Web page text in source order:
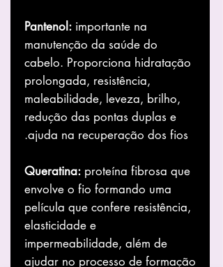
Pantenol: importante na
manutenção da saúde do
cabelo. Proporciona hidratação
prolongada, resistência,
maleabilidade, leveza, brilho,
redução das pontas duplas e
ajuda na recuperação dos fios.
Queratina: proteína fibrosa que
envolve o fio formando uma
película que confere resistência,
elasticidade e
impermeabilidade, além de
ajudar no processo de formação